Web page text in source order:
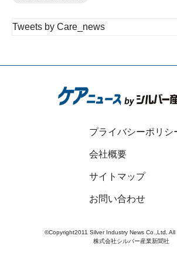
Tweets by Care_news
プライバシーポリシ
会社概要
サイトマップ
お問い合わせ
©Copyright2011 Silver Industry News Co.,Ltd. All
株式会社シルバー産業新聞社